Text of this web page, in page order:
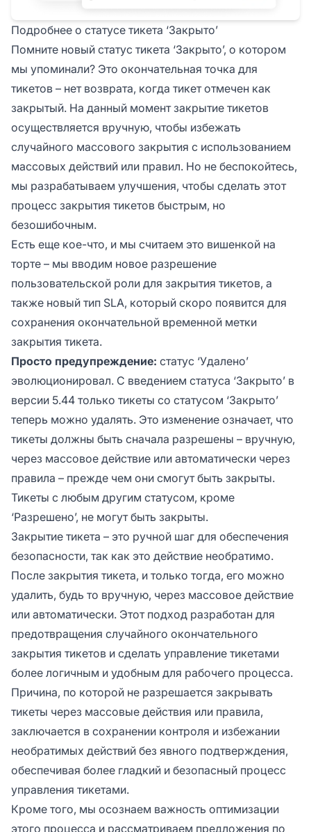
Подробнее о статусе тикета ‘Закрыто’
Помните новый статус тикета ‘Закрыто’, о котором
мы упоминали? Это окончательная точка для
тикетов – нет возврата, когда тикет отмечен как
закрытый. На данный момент закрытие тикетов
осуществляется вручную, чтобы избежать
случайного массового закрытия с использованием
массовых действий или правил. Но не беспокойтесь,
мы разрабатываем улучшения, чтобы сделать этот
процесс закрытия тикетов быстрым, но
безошибочным.
Есть еще кое-что, и мы считаем это вишенкой на
торте – мы вводим новое разрешение
пользовательской роли для закрытия тикетов, а
также новый тип SLA, который скоро появится для
сохранения окончательной временной метки
закрытия тикета.
Просто предупреждение: статус ‘Удалено’
эволюционировал. С введением статуса ‘Закрыто’ в
версии 5.44 только тикеты со статусом ‘Закрыто’
теперь можно удалять. Это изменение означает, что
тикеты должны быть сначала разрешены – вручную,
через массовое действие или автоматически через
правила – прежде чем они смогут быть закрыты.
Тикеты с любым другим статусом, кроме
‘Разрешено’, не могут быть закрыты.
Закрытие тикета – это ручной шаг для обеспечения
безопасности, так как это действие необратимо.
После закрытия тикета, и только тогда, его можно
удалить, будь то вручную, через массовое действие
или автоматически. Этот подход разработан для
предотвращения случайного окончательного
закрытия тикетов и сделать управление тикетами
более логичным и удобным для рабочего процесса.
Причина, по которой не разрешается закрывать
тикеты через массовые действия или правила,
заключается в сохранении контроля и избежании
необратимых действий без явного подтверждения,
обеспечивая более гладкий и безопасный процесс
управления тикетами.
Кроме того, мы осознаем важность оптимизации
этого процесса и рассматриваем предложения по